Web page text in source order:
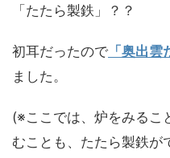
「たたら製鉄」？？
初耳だったので 「奥出雲
ました。
(※ここでは、炉をみるこ
むことも、たたら製鉄が